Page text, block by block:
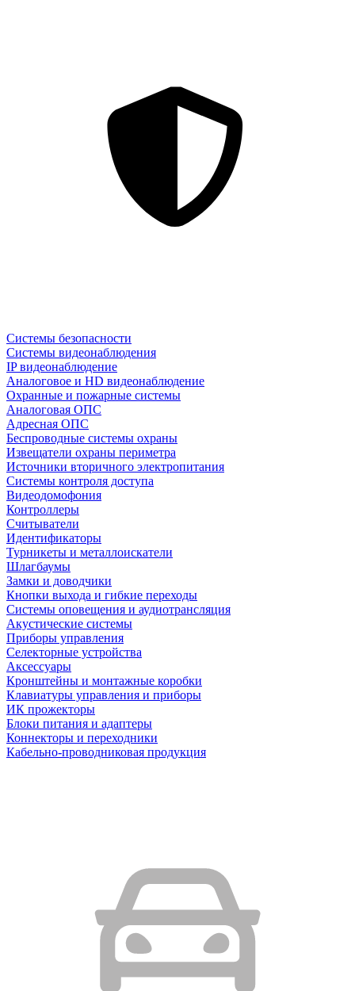
Системы безопасности
Системы видеонаблюдения
IP видеонаблюдение
Аналоговое и HD видеонаблюдение
Охранные и пожарные системы
Аналоговая ОПС
Адресная ОПС
Беспроводные системы охраны
Извещатели охраны периметра
Источники вторичного электропитания
Системы контроля доступа
Видеодомофония
Контроллеры
Считыватели
Идентификаторы
Турникеты и металлоискатели
Шлагбаумы
Замки и доводчики
Кнопки выхода и гибкие переходы
Системы оповещения и аудиотрансляция
Акустические системы
Приборы управления
Селекторные устройства
Аксессуары
Кронштейны и монтажные коробки
Клавиатуры управления и приборы
ИК прожекторы
Блоки питания и адаптеры
Коннекторы и переходники
Кабельно-проводниковая продукция